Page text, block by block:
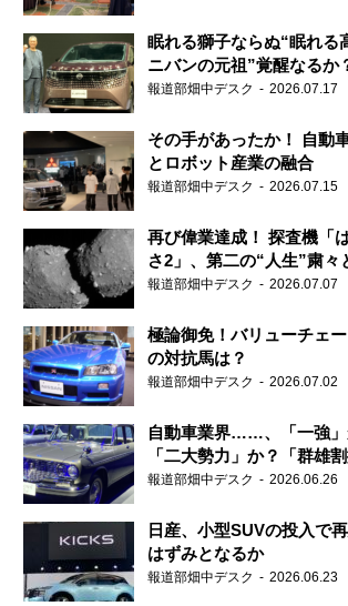
眠れる獅子ならぬ“眠れる
ニバンの元祖”覚醒なるか
報道部畑中デスク 2026.07.17
その手があったか！ 自動
とロボット産業の融合
報道部畑中デスク 2026.07.15
再び偉業達成！ 探査機「
さ2」、第二の“人生”粛々
す
報道部畑中デスク 2026.07.07
極論御免！バリューチェ
の対抗馬は？
報道部畑中デスク 2026.07.02
自動車業界……、「一強」
「二大勢力」か？「群雄割
か？
報道部畑中デスク 2026.06.26
日産、小型SUVの投入で
はずみとなるか
報道部畑中デスク 2026.06.23